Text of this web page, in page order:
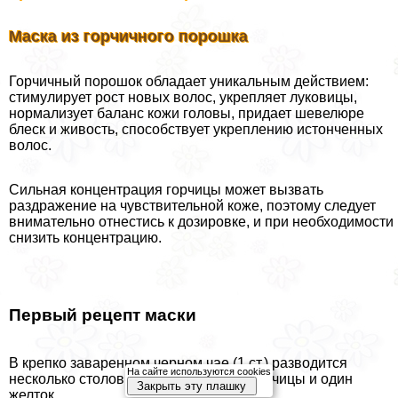
Маска из горчичного порошка
Горчичный порошок обладает уникальным действием:
стимулирует рост новых волос, укрепляет луковицы,
нормализует баланс кожи головы, придает шевелюре
блеск и живость, способствует укреплению истонченных
волос.
Сильная концентрация горчицы может вызвать
раздражение на чувствительной коже, поэтому следует
внимательно отнестись к дозировке, и при необходимости
снизить концентрацию.
Первый рецепт маски
В крепко заваренном черном чае (1 ст.) разводится
несколько столовых ложек порошка горчицы и один
На сайте используются cookies
Закрыть эту плашку